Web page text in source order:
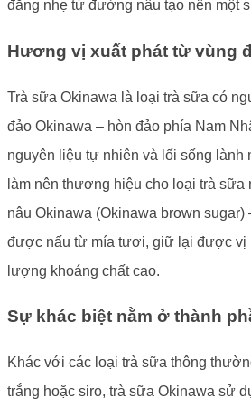
đắng nhẹ từ đường nâu tạo nên một
Hương vị xuất phát từ vùng
Trà sữa Okinawa là loại trà sữa có
đảo Okinawa – hòn đảo phía Nam
nguyên liệu tự nhiên và lối sống lành
làm nên thương hiệu cho loại trà
nâu Okinawa (Okinawa brown
được nấu từ mía tươi, giữ lại được vị
lượng khoáng chất cao.
Sự khác biệt nằm ở thành
Khác với các loại trà sữa thông
trắng hoặc siro, trà sữa Okinawa sử